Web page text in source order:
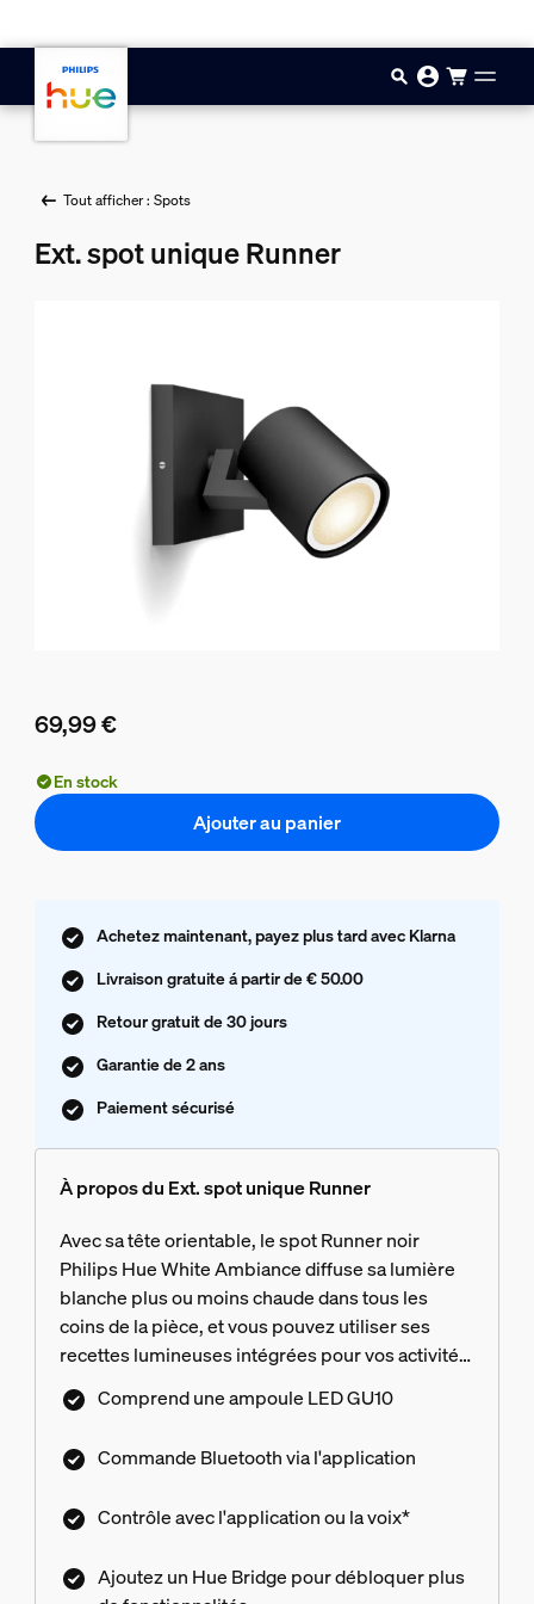
Tout afficher : Spots
Ext. spot unique Runner
69,99 €
En stock
Ajouter au panier
Achetez maintenant, payez plus tard avec Klarna
Livraison gratuite á partir de € 50.00
Retour gratuit de 30 jours
Garantie de 2 ans
Paiement sécurisé
À propos du Ext. spot unique Runner
Avec sa tête orientable, le spot Runner noir
Philips Hue White Ambiance diffuse sa lumière
blanche plus ou moins chaude dans tous les
coins de la pièce, et vous pouvez utiliser ses
recettes lumineuses intégrées pour vos activités
quotidiennes. Vous pouvez contrôler
instantanément la luminosité par connexion
fonctionnalités, associez-lui un Hue Bridge.
Comprend une ampoule LED GU10
Commande Bluetooth via l'application
Contrôle avec l'application ou la voix*
Ajoutez un Hue Bridge pour débloquer plus